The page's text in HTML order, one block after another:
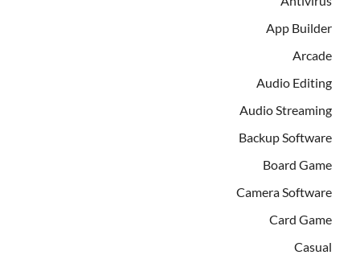
App Builder
Arcade
Audio Editing
Audio Streaming
Backup Software
Board Game
Camera Software
Card Game
Casual